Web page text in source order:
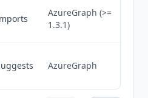
AzureGraph (>=
1.3.1)
AzureGraph